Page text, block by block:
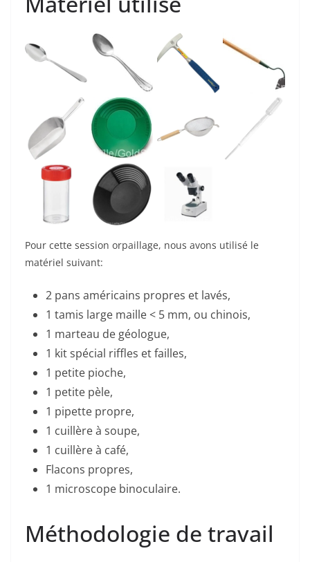
Pour cette session orpaillage, nous avons utilisé le
matériel suivant:
2 pans américains propres et lavés,
1 tamis large maille < 5 mm, ou chinois,
1 marteau de géologue,
1 kit spécial riffles et failles,
1 petite pioche,
1 petite pèle,
1 pipette propre,
1 cuillère à soupe,
1 cuillère à café,
Flacons propres,
1 microscope binoculaire.
Méthodologie de travail